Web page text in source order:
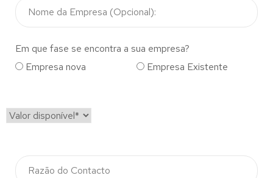
Em que fase se encontra a sua empresa?
Empresa nova
Empresa Existente